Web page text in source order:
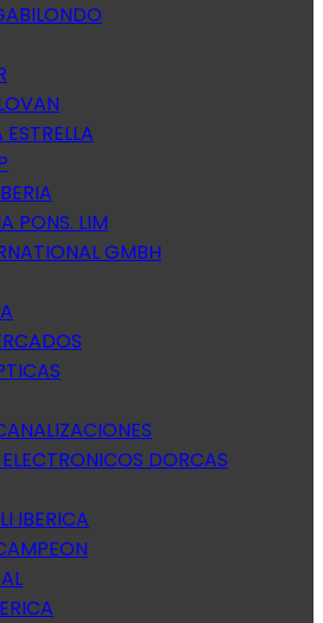
PONS. LIM
GMBH
DORCAS
IBERICA